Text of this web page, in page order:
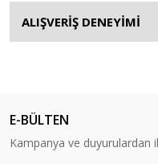
ALIŞVERİŞ DENEYİMİ
E-BÜLTEN
Kampanya ve duyurulardan